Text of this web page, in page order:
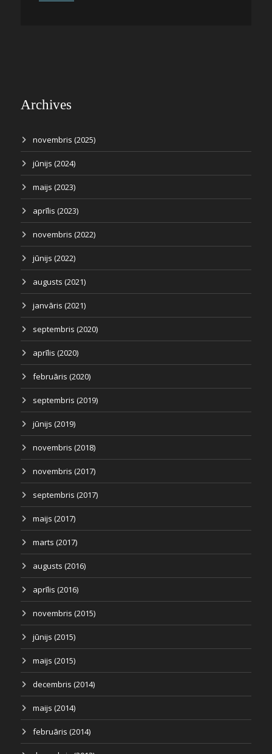
Archives
novembris (2025)
jūnijs (2024)
maijs (2023)
aprīlis (2023)
novembris (2022)
jūnijs (2022)
augusts (2021)
janvāris (2021)
septembris (2020)
aprīlis (2020)
februāris (2020)
septembris (2019)
jūnijs (2019)
novembris (2018)
novembris (2017)
septembris (2017)
maijs (2017)
marts (2017)
augusts (2016)
aprīlis (2016)
novembris (2015)
jūnijs (2015)
maijs (2015)
decembris (2014)
maijs (2014)
februāris (2014)